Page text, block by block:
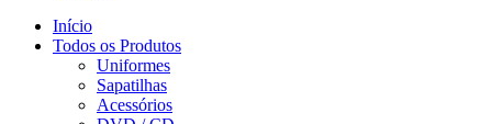
Início
Todos os Produtos
Uniformes
Sapatilhas
Acessórios